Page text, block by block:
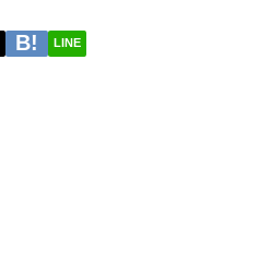
LINE